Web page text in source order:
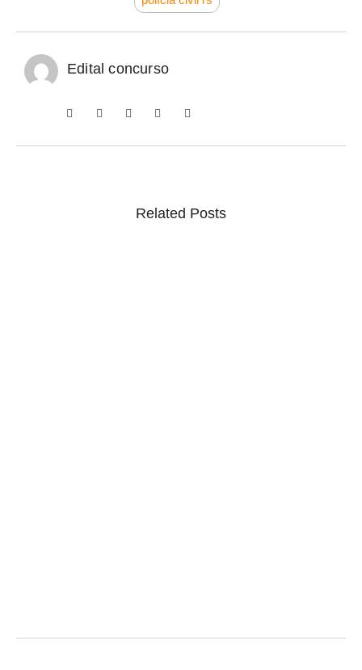
Edital concurso
Related Posts